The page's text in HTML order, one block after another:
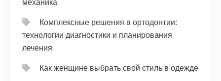
механика
Комплексные решения в ортодонтии:
технологии диагностики и планирования
лечения
Как женщине выбрать свой стиль в одежде